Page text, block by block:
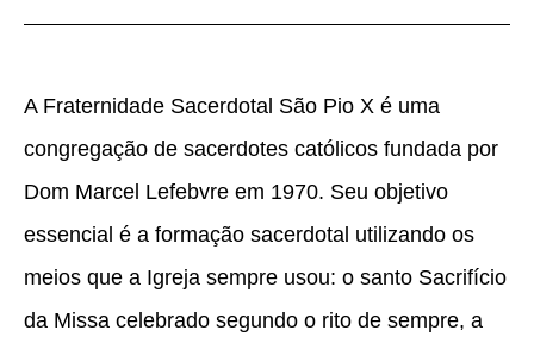
A Fraternidade Sacerdotal São Pio X é uma
congregação de sacerdotes católicos fundada por
Dom Marcel Lefebvre em 1970. Seu objetivo
essencial é a formação sacerdotal utilizando os
meios que a Igreja sempre usou: o santo Sacrifício
da Missa celebrado segundo o rito de sempre, a